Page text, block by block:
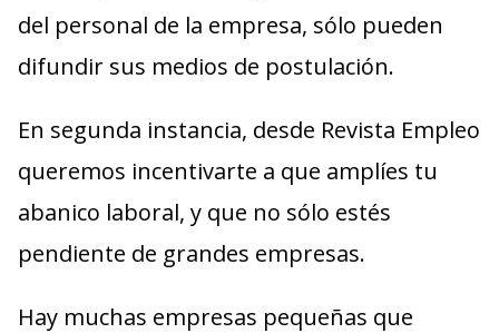
del personal de la empresa, sólo pueden
difundir sus medios de postulación.
En segunda instancia, desde Revista Empleo
queremos incentivarte a que amplíes tu
abanico laboral, y que no sólo estés
pendiente de grandes empresas.
Hay muchas empresas pequeñas que